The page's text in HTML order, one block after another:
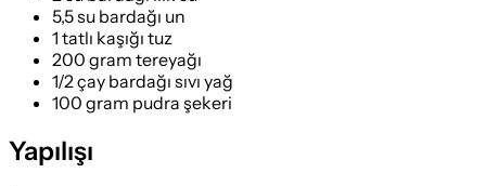
5,5 su bardağı un
1 tatlı kaşığı tuz
200 gram tereyağı
1/2 çay bardağı sıvı yağ
100 gram pudra şekeri
Yapılışı